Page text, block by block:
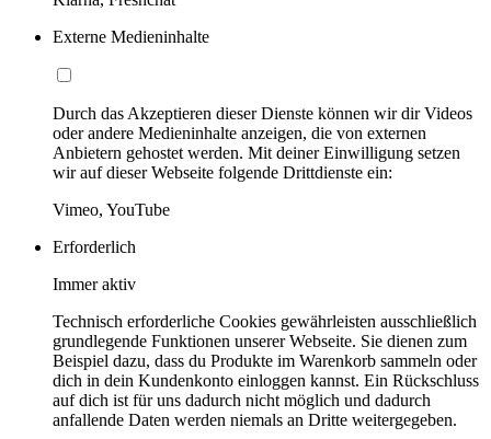
Externe Medieninhalte
Durch das Akzeptieren dieser Dienste können wir dir Videos
oder andere Medieninhalte anzeigen, die von externen
Anbietern gehostet werden. Mit deiner Einwilligung setzen
wir auf dieser Webseite folgende Drittdienste ein:
Vimeo, YouTube
Erforderlich
Immer aktiv
Technisch erforderliche Cookies gewährleisten ausschließlich
grundlegende Funktionen unserer Webseite. Sie dienen zum
Beispiel dazu, dass du Produkte im Warenkorb sammeln oder
dich in dein Kundenkonto einloggen kannst. Ein Rückschluss
auf dich ist für uns dadurch nicht möglich und dadurch
anfallende Daten werden niemals an Dritte weitergegeben.